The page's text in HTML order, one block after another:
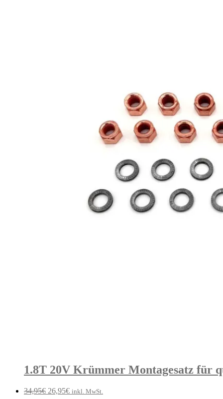
1.8T 20V Krümmer Montagesatz für
34,95€ Ursprünglicher
26,95€Aktueller
inkl. MwSt.